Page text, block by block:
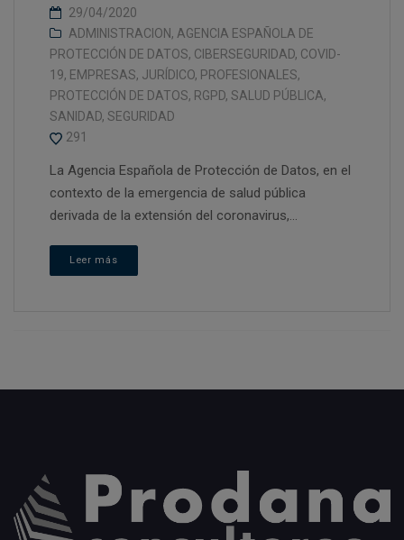
29/04/2020
ADMINISTRACION, AGENCIA ESPAÑOLA DE
PROTECCIÓN DE DATOS, CIBERSEGURIDAD, COVID-
19, EMPRESAS, JURÍDICO, PROFESIONALES,
PROTECCIÓN DE DATOS, RGPD, SALUD PÚBLICA,
SANIDAD, SEGURIDAD
291
La Agencia Española de Protección de Datos, en el
contexto de la emergencia de salud pública
derivada de la extensión del coronavirus,...
Leer más